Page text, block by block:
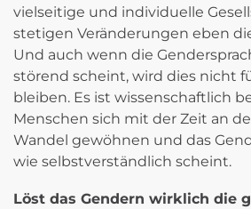
vielseitige und individuelle
stetigen Veränderungen eben
Und auch wenn die
störend scheint, wird dies nicht
bleiben. Es ist wissenschaftlich
Menschen sich mit der Zeit an
Wandel gewöhnen und das
wie selbstverständlich scheint.
Löst das Gendern wirklich die